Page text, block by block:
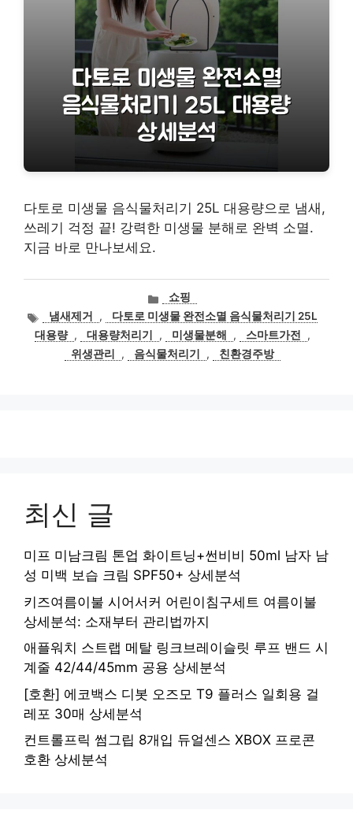
다토로 미생물 음식물처리기 25L 대용량으로 냄새,
쓰레기 걱정 끝! 강력한 미생물 분해로 완벽 소멸.
지금 바로 만나보세요.
카
테
고
리
쇼핑
태
그
냄새제거 ,
다토로 미생물 완전소멸 음식물처리기 25L
대용량 , 대용량처리기 , 미생물분해 , 스마트가전
,
위생관리
, 음식물처리기 , 친환경주방
최신 글
미프 미남크림 톤업 화이트닝+썬비비 50ml 남자 남
성 미백 보습 크림 SPF50+ 상세분석
키즈여름이불 시어서커 어린이침구세트 여름이불
상세분석: 소재부터 관리법까지
애플워치 스트랩 메탈 링크브레이슬릿 루프 밴드 시
계줄 42/44/45mm 공용 상세분석
[호환] 에코백스 디봇 오즈모 T9 플러스 일회용 걸
레포 30매 상세분석
컨트롤프릭 썸그립 8개입 듀얼센스 XBOX 프로콘
호환 상세분석